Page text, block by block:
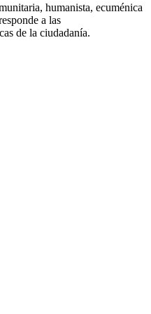
humanista, ecuménica
a las
de la ciudadanía.